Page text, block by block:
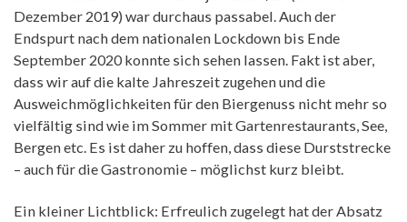
Dezember 2019) war durchaus passabel. Auch der
Endspurt nach dem nationalen Lockdown bis Ende
September 2020 konnte sich sehen lassen. Fakt ist aber,
dass wir auf die kalte Jahreszeit zugehen und die
Ausweichmöglichkeiten für den Biergenuss nicht mehr so
vielfältig sind wie im Sommer mit Gartenrestaurants, See,
Bergen etc. Es ist daher zu hoffen, dass diese Durststrecke
– auch für die Gastronomie – möglichst kurz bleibt.
Ein kleiner Lichtblick: Erfreulich zugelegt hat der Absatz